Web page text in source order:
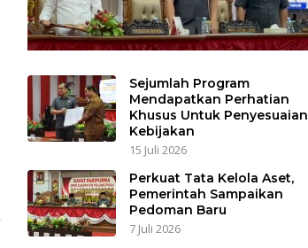
Sejumlah Program
Mendapatkan Perhatian
Khusus Untuk Penyesuaian
Kebijakan
15 Juli 2026
Perkuat Tata Kelola Aset,
Pemerintah Sampaikan
Pedoman Baru
7 Juli 2026